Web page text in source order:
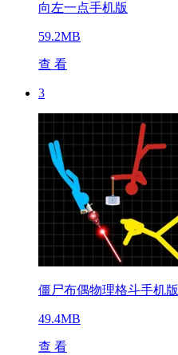
向左一点手机版
59.2MB
查 看
3
僵尸布偶物理格斗手机版
49.4MB
查 看